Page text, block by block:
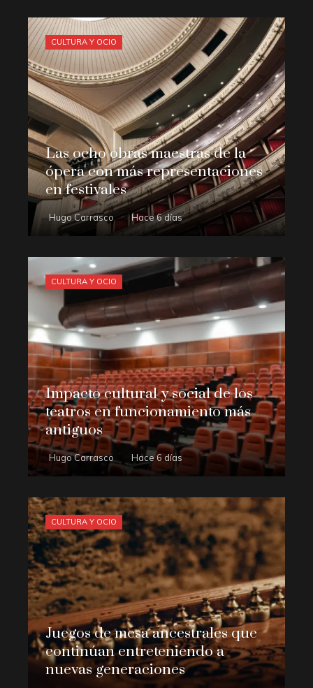
CULTURA Y OCIO
Las ocho obras maestras de la
ópera con más representaciones
en festivales
Hugo Carrasco Hace 6 días
CULTURA Y OCIO
Impacto cultural y social de los
teatros en funcionamiento más
antiguos
Hugo Carrasco Hace 6 días
CULTURA Y OCIO
Juegos de mesa ancestrales que
continúan entreteniendo a
nuevas generaciones